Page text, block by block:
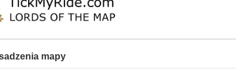
mapy